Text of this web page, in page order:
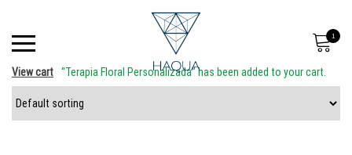
1
View cart “Terapia Floral Personalizada” has been added to your cart.